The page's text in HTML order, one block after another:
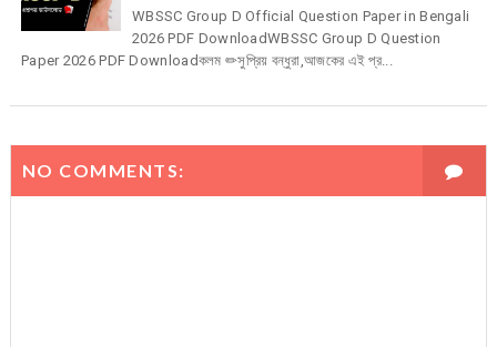
WBSSC Group D Official Question Paper in Bengali
2026 PDF DownloadWBSSC Group D Question
Paper 2026 PDF Downloadকলম ✏সুপ্রিয় বন্ধুরা,আজকের এই প্র...
NO COMMENTS: